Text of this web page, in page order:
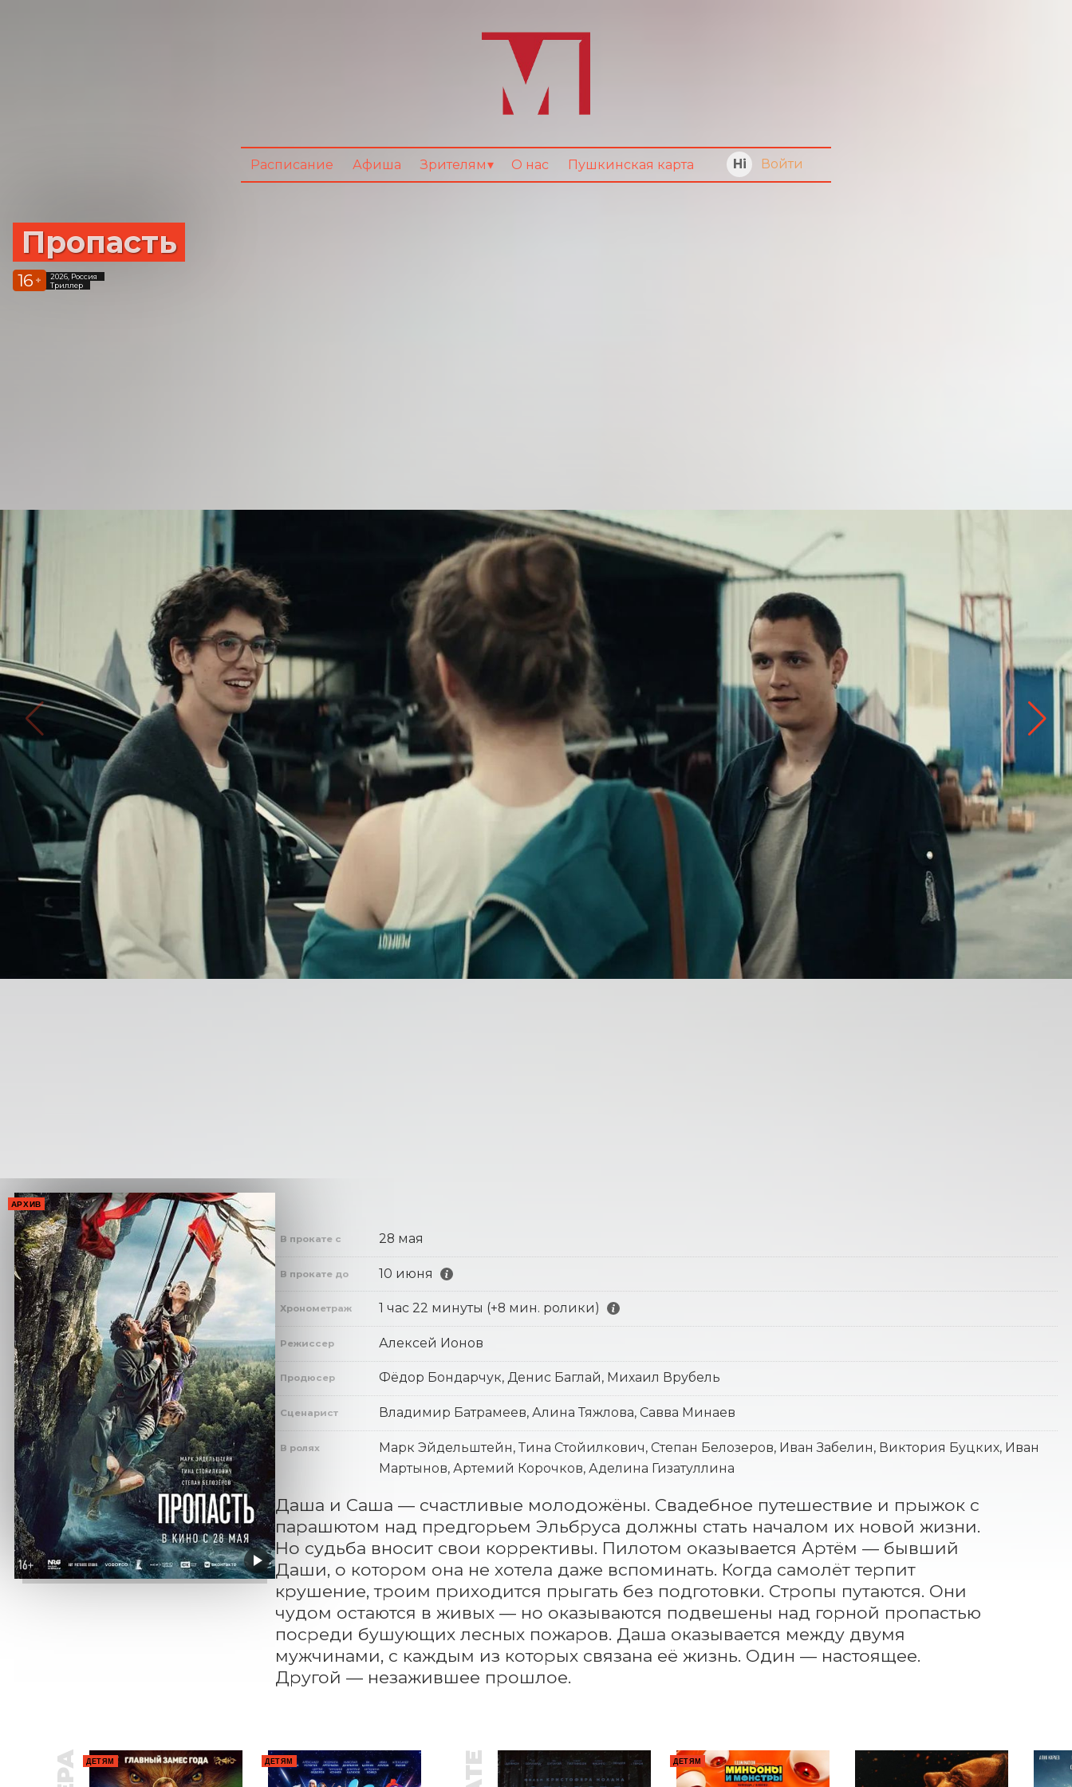
Войти
Расписание Афиша Зрителям О нас Пушкинская карта
Пропасть
16 +
2026, Россия
Триллер
АРХИВ
В прокате с 28 мая
В прокате до 10 июня
Хронометраж 1 час 22 минуты (+8 мин. ролики)
Режиссер Алексей Ионов
Продюсер Фёдор Бондарчук, Денис Баглай, Михаил Врубель
Сценарист Владимир Батрамеев, Алина Тяжлова, Савва Минаев
В ролях
Марк Эйдельштейн, Тина Стойилкович, Степан Белозеров, Иван Забелин, Виктория Буцких, Иван
Мартынов, Артемий Корочков, Аделина Гизатуллина
Даша и Саша — счастливые молодожёны. Свадебное путешествие и прыжок с
парашютом над предгорьем Эльбруса должны стать началом их новой жизни.
Но судьба вносит свои коррективы. Пилотом оказывается Артём — бывший
Даши, о котором она не хотела даже вспоминать. Когда самолёт терпит
крушение, троим приходится прыгать без подготовки. Стропы путаются. Они
чудом остаются в живых — но оказываются подвешены над горной пропастью
посреди бушующих лесных пожаров. Даша оказывается между двумя
мужчинами, с каждым из которых связана её жизнь. Один — настоящее.
Другой — незажившее прошлое.
ДЕТЯМ ДЕТЯМ ДЕТЯМ